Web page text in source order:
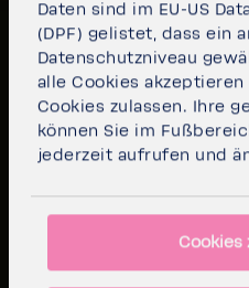
Daten sind im EU-US
(DPF) gelistet, dass ein
Datenschutzniveau
alle Cookies akzeptieren
Cookies zulassen. Ihre
können Sie im
jederzeit aufrufen und
Cookies